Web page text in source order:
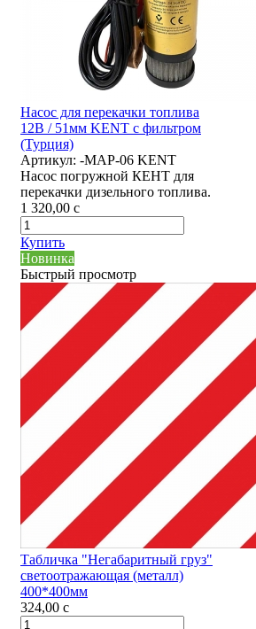
Насос для перекачки топлива
12В / 51мм KENT с фильтром
(Турция)
Артикул: -MAP-06 KENT
Насос погружной КЕНТ для
перекачки дизельного топлива.
1 320,00 c
Купить
Новинка
Быстрый просмотр
Табличка "Негабаритный груз"
светоотражающая (металл)
400*400мм
324,00 c